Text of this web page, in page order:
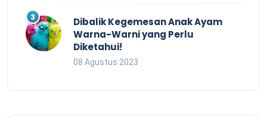
Dibalik Kegemesan Anak Ayam
Warna-Warni yang Perlu
Diketahui!
08 Agustus 2023